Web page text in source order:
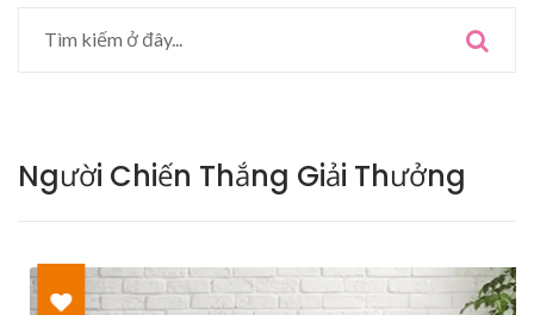
Người Chiến Thắng Giải Thưởng